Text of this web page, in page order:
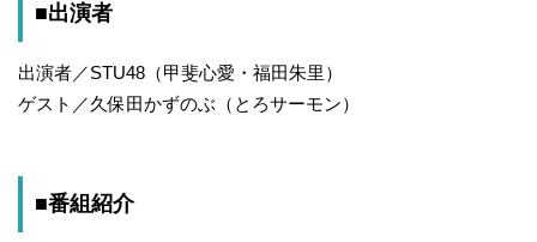
■出演者
出演者／STU48（甲斐心愛・福田朱里）
ゲスト／久保田かずのぶ（とろサーモン）
■番組紹介